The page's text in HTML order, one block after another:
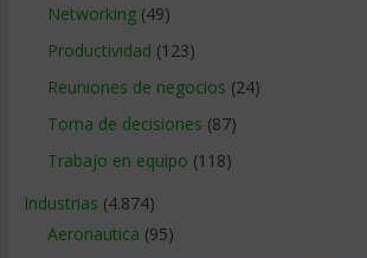
Networking(49)
Productividad (123)
Reuniones de negocios (24)
Toma de decisiones (87)
Trabajo en equipo (118)
Industrias (4.874)
Aeronautica (95)